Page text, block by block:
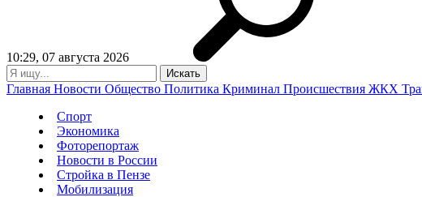
10:29, 07 августа 2026
Главная Новости Общество Политика Криминал Происшествия ЖКХ
Спорт
Экономика
Фоторепортаж
Новости в России
Стройка в Пензе
Мобилизация